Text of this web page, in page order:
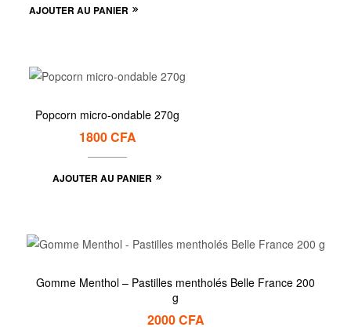
AJOUTER AU PANIER
Popcorn micro-ondable 270g
1800CFA
AJOUTER AU PANIER
Gomme Menthol – Pastilles mentholés Belle France 200
g
2000CFA